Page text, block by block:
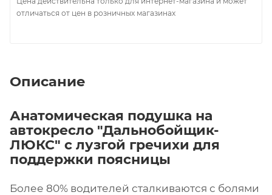
отличаться от цен в розничных магазинах
Описание
Анатомическая подушка на
автокресло "Дальнобойщик-
ЛЮКС" с лузгой гречихи для
поддержки поясницы
Более 80% водителей сталкиваются с болями